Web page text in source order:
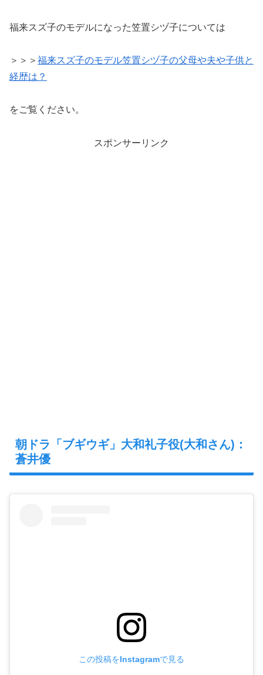
福来スズ子のモデルになった笠置シヅ子については
＞＞＞ 福来スズ子のモデル笠置シヅ子の父母や夫や子供と
経歴は？
をご覧ください。
スポンサーリンク
朝ドラ「ブギウギ」大和礼子役(大和さん)：
蒼井優
この投稿をInstagramで見る